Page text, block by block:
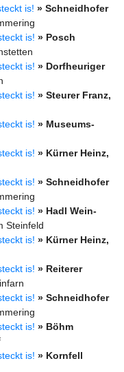
is! » Schneidhofer
is! » Posch
is! » Dorfheuriger
is! » Steurer Franz,
is! » Museums-
is! » Kürner Heinz,
is! » Schneidhofer
is! » Hadl Wein-
Steinfeld
is! » Kürner Heinz,
is! » Reiterer
is! » Schneidhofer
is! » Böhm
is! » Kornfell